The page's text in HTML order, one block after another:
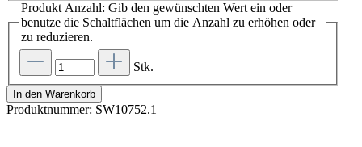
Produkt Anzahl: Gib den gewünschten Wert ein oder
benutze die Schaltflächen um die Anzahl zu erhöhen oder
zu reduzieren.
Stk.
In den Warenkorb
Produktnummer: SW10752.1